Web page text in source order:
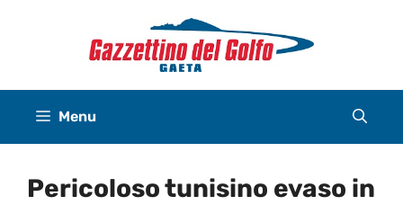
Menu
Pericoloso tunisino evaso in